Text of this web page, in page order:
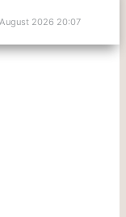
2026 20:07